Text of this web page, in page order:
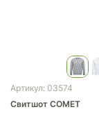
Артикул: 03574
Свитшот COMET